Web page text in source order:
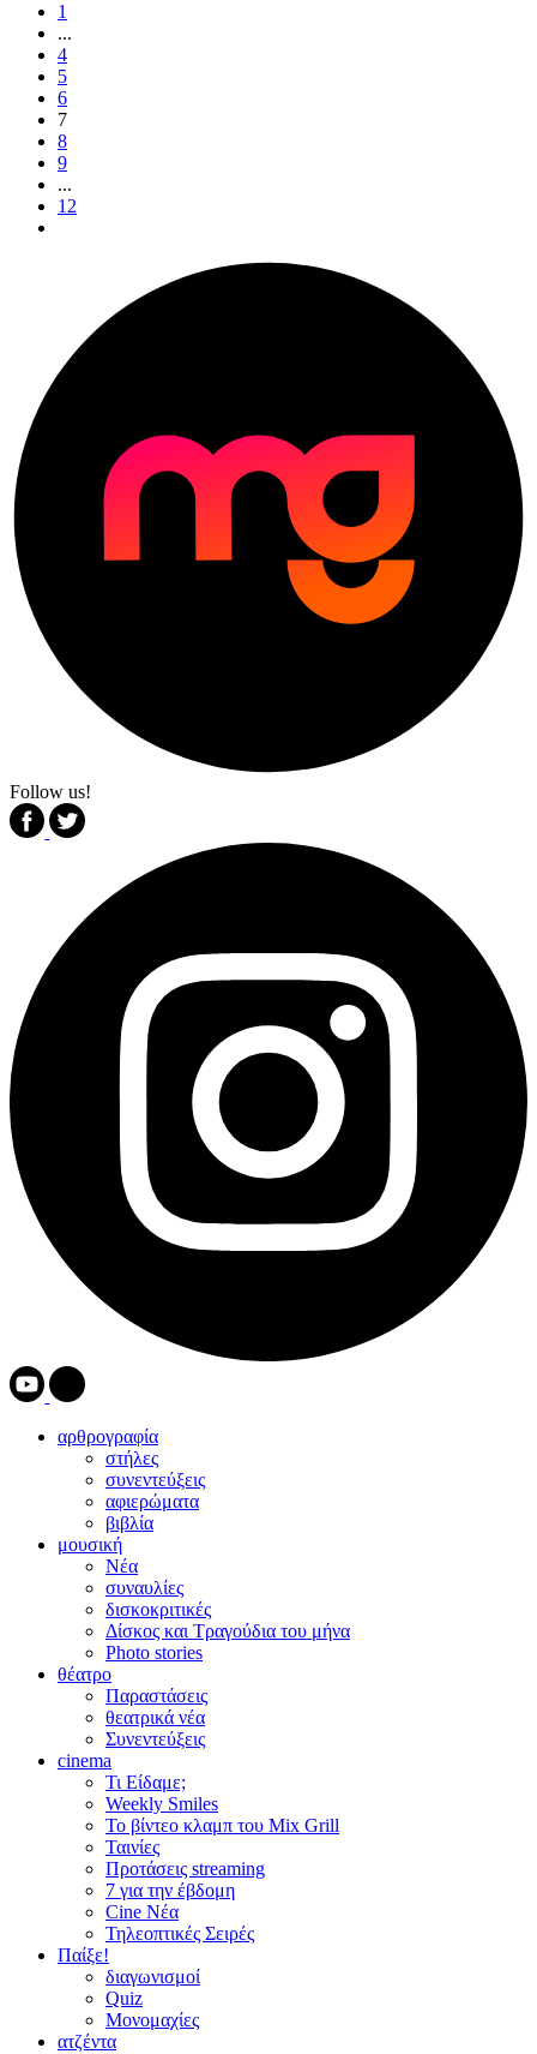
1
...
4
5
6
7
8
9
...
12
Follow us!
αρθρογραφία
στήλες
συνεντεύξεις
αφιερώματα
βιβλία
μουσική
Νέα
συναυλίες
δισκοκριτικές
Δίσκος και Τραγούδια του μήνα
Photo stories
θέατρο
Παραστάσεις
θεατρικά νέα
Συνεντεύξεις
cinema
Τι Είδαμε;
Weekly Smiles
Το βίντεο κλαμπ του Mix Grill
Ταινίες
Προτάσεις streaming
7 για την έβδομη
Cine Νέα
Τηλεοπτικές Σειρές
Παίξε!
διαγωνισμοί
Quiz
Μονομαχίες
ατζέντα